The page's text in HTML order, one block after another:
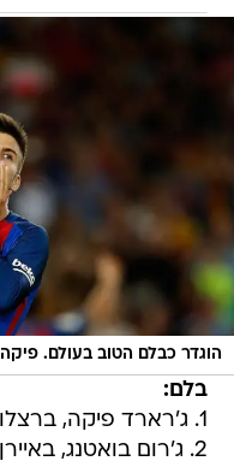
הוגדר כבלם הטוב בעולם. פיקה
בלם:
1. ג'רארד פיקה, ברצלונה
2. ג'רום בואטנג, באיירן מינכן